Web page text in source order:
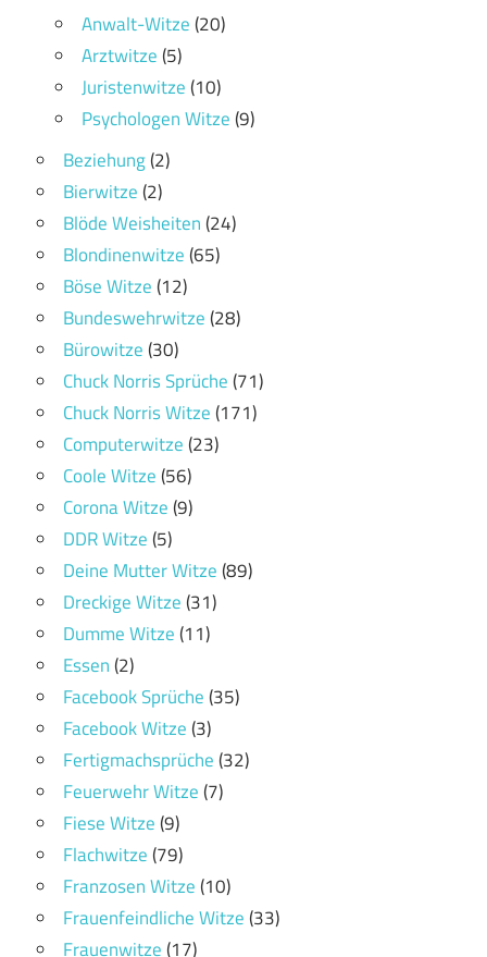
Anwalt-Witze(20)
Arztwitze(5)
Juristenwitze(10)
Psychologen Witze(9)
Beziehung(2)
Bierwitze(2)
Blöde Weisheiten(24)
Blondinenwitze(65)
Böse Witze(12)
Bundeswehrwitze(28)
Bürowitze(30)
Chuck Norris Sprüche(71)
Chuck Norris Witze(171)
Computerwitze(23)
Coole Witze(56)
Corona Witze(9)
DDR Witze(5)
Deine Mutter Witze(89)
Dreckige Witze(31)
Dumme Witze(11)
Essen(2)
Facebook Sprüche(35)
Facebook Witze(3)
Fertigmachsprüche(32)
Feuerwehr Witze(7)
Fiese Witze(9)
Flachwitze(79)
Franzosen Witze(10)
Frauenfeindliche Witze(33)
Frauenwitze(17)